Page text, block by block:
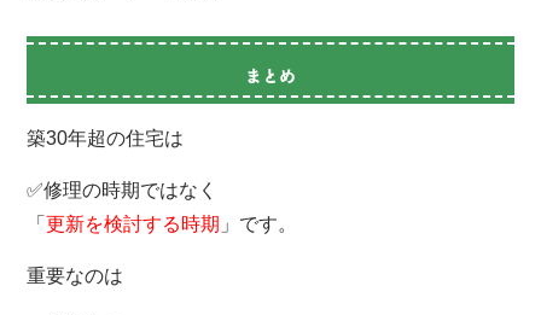
まとめ
築30年超の住宅は
✅修理の時期ではなく
「更新を検討する時期 」です。
重要なのは